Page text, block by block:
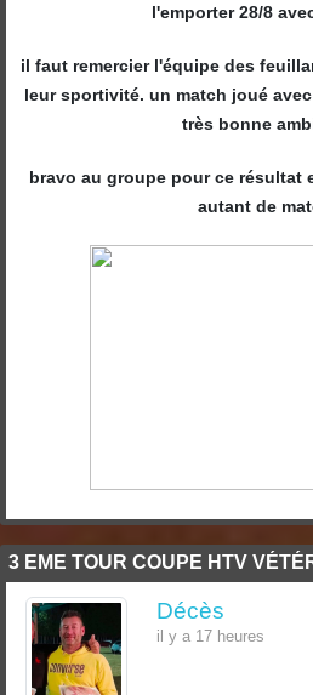
l'emporter 28/8
il faut remercier l'équipe des
leur sportivité. un match joué
très bonne
bravo au groupe pour ce résultat
autant de
3 EME TOUR COUPE HTV
Décès
il y a 17 heures